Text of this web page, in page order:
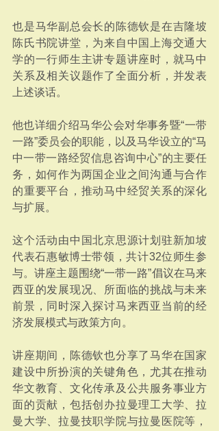
也是马华副总会长的陈德钦是在吉隆坡
陈氏书院讲堂，为来自中国上海交通大
学的一行师生主讲专题讲座时，就马中
关系及相关议题作了全面分析，并发表
上述谈话。
他也详细介绍马华公会对华事务暨“一带
一路”委员会的职能，以及马华设立的“马
中一带一路经贸信息咨询中心”的主要任
务，如何作为两国企业之间沟通与合作
的重要平台，推动马中经贸关系的深化
与扩展。
这个活动由中国北京思源计划驻新加坡
代表石惠敏博士带领，共计32位师生参
与。讲座主题围绕“一带一路”倡议在马来
西亚的发展现况、所面临的挑战与未来
前景，同时深入探讨马来西亚当前的经
济发展模式与政策方向。
讲座期间，陈德钦也分享了马华在国家
建设中所扮演的关键角色，尤其在推动
华文教育、文化传承及公共服务事业方
面的贡献，包括创办拉曼理工大学、拉
曼大学、拉曼技职学院与拉曼医院等，